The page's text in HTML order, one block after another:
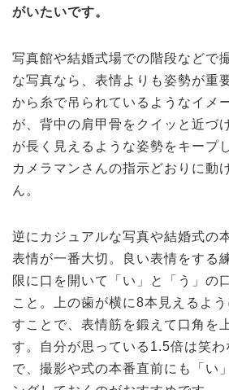
がいたいです。
写真館や結婚式場での階段などで
な写真なら、表情よりも姿勢が重
から糸で吊られているようなイメ
が、背中の肩甲骨をクイッと近づ
が長く見えるような姿勢をキープ
カメラマンさんの指示どおりに動
ん。
逆にカジュアルな写真や結婚式の
表情が一番大切。良い表情をする
限に口を開いて「い」と「う」の
こと。上の歯が横に8本見えるよ
すことで、表情筋を鍛えて口角を
す。自分が思っている1.5倍は笑
で、撮影や式の本番直前にも「い